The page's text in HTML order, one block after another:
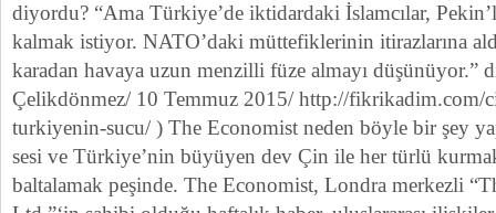
diyordu? “Ama Türkiye’de iktidardaki İslamcılar,
kalmak istiyor. NATO’daki müttefiklerinin itirazlarına
karadan havaya uzun menzilli füze almayı düşünüyor.”
Çelikdönmez/ 10 Temmuz 2015/ http://fikrikadim.com/
turkiyenin-sucu/ ) The Economist neden böyle bir şey
sesi ve Türkiye’nin büyüyen dev Çin ile her türlü
baltalamak peşinde. The Economist, Londra merkezli